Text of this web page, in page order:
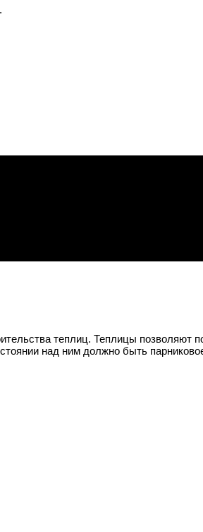
теплиц. Теплицы позволяют
над ним должно быть